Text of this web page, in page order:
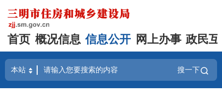
首页 概况信息 信息公开 网上办事 政民
搜一下